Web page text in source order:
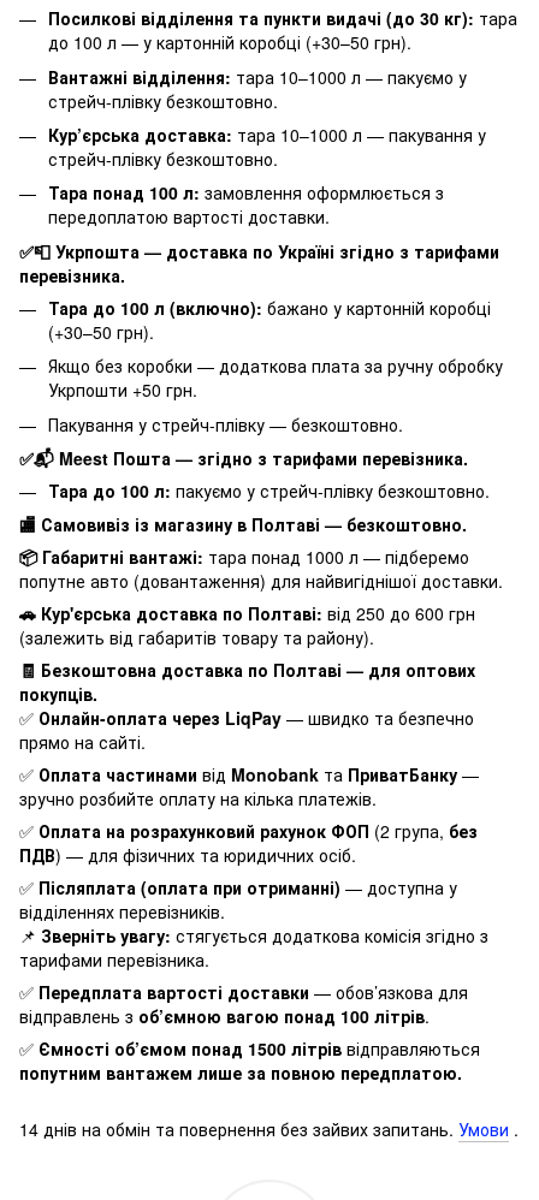
Посилкові відділення та пункти видачі (до 30 кг): тара
до 100 л — у картонній коробці (+30–50 грн).
Вантажні відділення: тара 10–1000 л — пакуємо у
стрейч-плівку безкоштовно.
Кур’єрська доставка: тара 10–1000 л — пакування у
стрейч-плівку безкоштовно.
Тара понад 100 л: замовлення оформлюється з
передоплатою вартості доставки.
✅📮 Укрпошта — доставка по Україні згідно з тарифами
перевізника.
Тара до 100 л (включно): бажано у картонній коробці
(+30–50 грн).
Якщо без коробки — додаткова плата за ручну обробку
Укрпошти +50 грн.
Пакування у стрейч-плівку — безкоштовно.
✅📬 Meest Пошта — згідно з тарифами перевізника.
Тара до 100 л: пакуємо у стрейч-плівку безкоштовно.
🏬 Самовивіз із магазину в Полтаві — безкоштовно.
📦 Габаритні вантажі: тара понад 1000 л — підберемо
попутне авто (довантаження) для найвигіднішої доставки.
🚗 Кур'єрська доставка по Полтаві: від 250 до 600 грн
(залежить від габаритів товару та району).
🧾 Безкоштовна доставка по Полтаві — для оптових
покупців.
✅ Онлайн-оплата через LiqPay — швидко та безпечно
прямо на сайті.
✅ Оплата частинами від Monobank та ПриватБанку —
зручно розбийте оплату на кілька платежів.
✅ Оплата на розрахунковий рахунок ФОП (2 група, без
ПДВ) — для фізичних та юридичних осіб.
✅ Післяплата (оплата при отриманні) — доступна у
відділеннях перевізників.
📌 Зверніть увагу: стягується додаткова комісія згідно з
тарифами перевізника.
✅ Передплата вартості доставки — обов’язкова для
відправлень з об’ємною вагою понад 100 літрів.
✅ Ємності об’ємом понад 1500 літрів відправляються
попутним вантажем лише за повною передплатою.
14 днів на обмін та повернення без зайвих запитань. Умови .